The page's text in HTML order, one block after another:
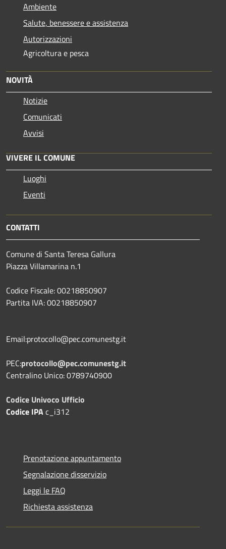
Ambiente
Salute, benessere e assistenza
Autorizzazioni
Agricoltura e pesca
NOVITÀ
Notizie
Comunicati
Avvisi
VIVERE IL COMUNE
Luoghi
Eventi
CONTATTI
Comune di Santa Teresa Gallura
Piazza Villamarina n.1
Codice Fiscale: 00218850907
Partita IVA: 00218850907
Email:protocollo@pec.comunestg.it
PEC:protocollo@pec.comunestg.it
Centralino Unico: 0789740900
Codice Univoco Ufficio
Codice IPAc_i312
Prenotazione appuntamento
Segnalazione disservizio
Leggi le FAQ
Richiesta assistenza